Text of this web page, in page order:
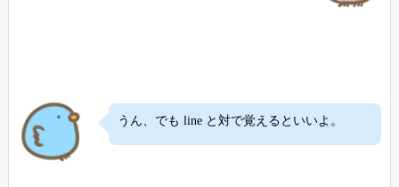
うん、でも line と対で覚えるといいよ。